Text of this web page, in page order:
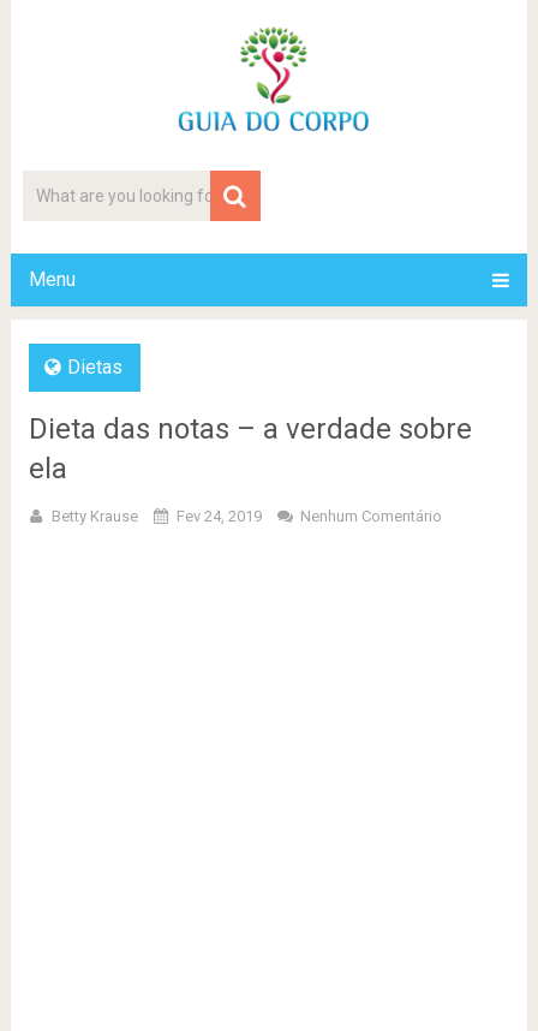
Menu
Dietas
Dieta das notas – a verdade sobre
ela
Betty Krause Fev 24, 2019 Nenhum Comentário